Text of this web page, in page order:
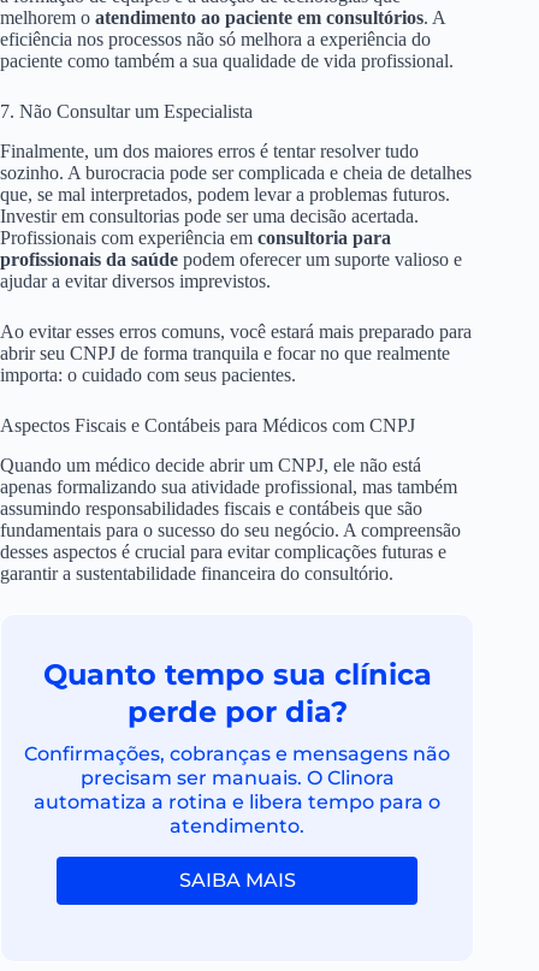
melhorem o atendimento ao paciente em consultórios. A
eficiência nos processos não só melhora a experiência do
paciente como também a sua qualidade de vida profissional.
7. Não Consultar um Especialista
Finalmente, um dos maiores erros é tentar resolver tudo
sozinho. A burocracia pode ser complicada e cheia de detalhes
que, se mal interpretados, podem levar a problemas futuros.
Investir em consultorias pode ser uma decisão acertada.
Profissionais com experiência em consultoria para
profissionais da saúde podem oferecer um suporte valioso e
ajudar a evitar diversos imprevistos.
Ao evitar esses erros comuns, você estará mais preparado para
abrir seu CNPJ de forma tranquila e focar no que realmente
importa: o cuidado com seus pacientes.
Aspectos Fiscais e Contábeis para Médicos com CNPJ
Quando um médico decide abrir um CNPJ, ele não está
apenas formalizando sua atividade profissional, mas também
assumindo responsabilidades fiscais e contábeis que são
fundamentais para o sucesso do seu negócio. A compreensão
desses aspectos é crucial para evitar complicações futuras e
garantir a sustentabilidade financeira do consultório.
Quanto tempo sua clínica
perde por dia?
Confirmações, cobranças e mensagens não
precisam ser manuais. O Clinora
automatiza a rotina e libera tempo para o
atendimento.
SAIBA MAIS